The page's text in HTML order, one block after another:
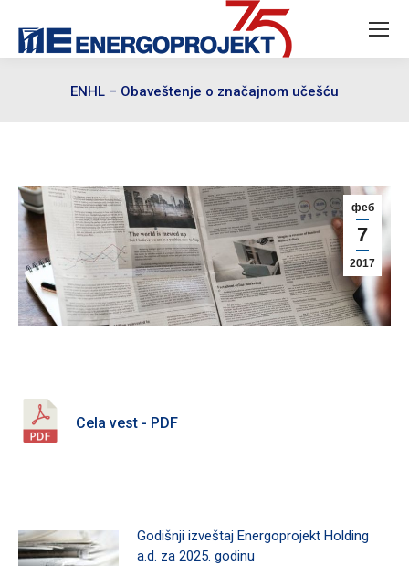
ENHL – Obaveštenje o značajnom učešću
феб
7
2017
Cela vest - PDF
Godišnji izveštaj Energoprojekt Holding
a.d. za 2025. godinu